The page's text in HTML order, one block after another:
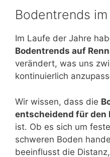
Bodentrends im
Im Laufe der Jahre
Bodentrends auf
verändert, was uns
kontinuierlich
Wir wissen, dass die
entscheidend für den
ist. Ob es sich um
schweren Boden
beeinflusst die